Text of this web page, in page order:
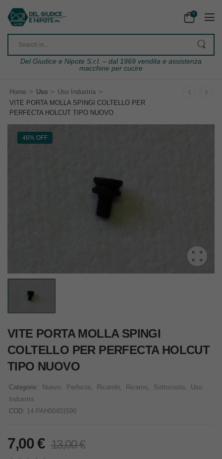
0
Del Giudice e Nipote S.r.l. – dal 1969 vendita e assistenza
macchine per cucire
Home > Uso > Uso Industria >
VITE PORTA MOLLA SPINGI COLTELLO PER
PERFECTA HOLCUT TIPO NUOVO
46% OFF
VITE PORTA MOLLA SPINGI
COLTELLO PER PERFECTA HOLCUT
TIPO NUOVO
Categorie: Nuovo, Perfecta, Ricambi, Ricamo, Sottocosto,
Uso
Industria
COD: 14 PAH00401590
7,00€ 13,00€